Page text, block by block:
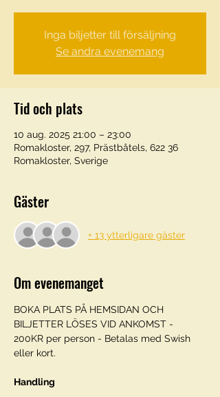
Inga biljetter till försäljning
Se andra evenemang
Tid och plats
10 aug. 2025 21:00 – 23:00
Romakloster, 297, Prästbåtels, 622 36
Romakloster, Sverige
Gäster
+ 13 ytterligare gäster
Om evenemanget
BOKA PLATS PÅ HEMSIDAN OCH
BILJETTER LÖSES VID ANKOMST -
200KR per person - Betalas med Swish
eller kort.
Handling